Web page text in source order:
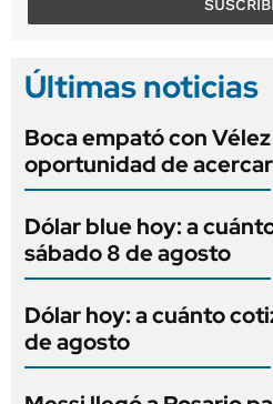
Últimas noticias
Boca empató con
oportunidad de
Dólar blue hoy: a
sábado 8 de agosto
Dólar hoy: a cuánto
de agosto